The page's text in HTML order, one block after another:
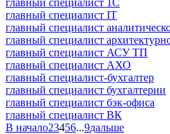
главный специалист IT
главный специалист
главный специалист
главный специалист АСУ ТП
главный специалист АХО
главный специалист-бухгалтер
главный специалист бухгалтерии
главный специалист бэк-офиса
главный специалист ВК
В начало23456...9дальше